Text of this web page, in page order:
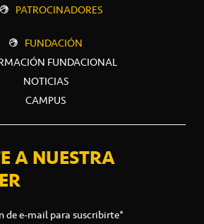
PATROCINADORES
FUNDACIÓN
FUNDACIONAL
NOTICIAS
CAMPUS
A NUESTRA
de e-mail para suscribirte*